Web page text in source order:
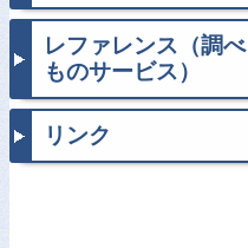
レファレンス（調べ
ものサービス）
リンク